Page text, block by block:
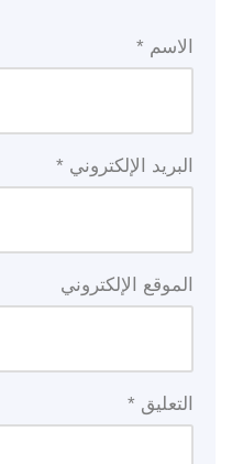
الاسم *
البريد الإلكتروني *
الموقع الإلكتروني
التعليق *